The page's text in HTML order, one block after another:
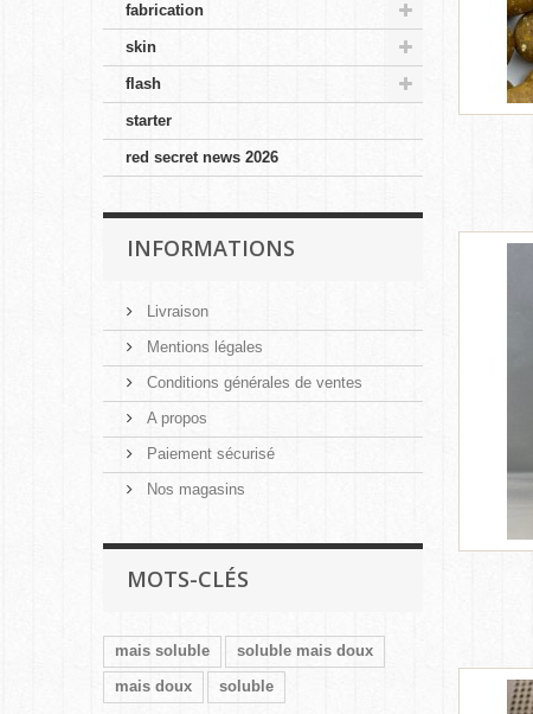
fabrication
skin
flash
starter
red secret news 2026
INFORMATIONS
Livraison
Mentions légales
Conditions générales de ventes
A propos
Paiement sécurisé
Nos magasins
MOTS-CLÉS
mais soluble
soluble mais doux
mais doux
soluble